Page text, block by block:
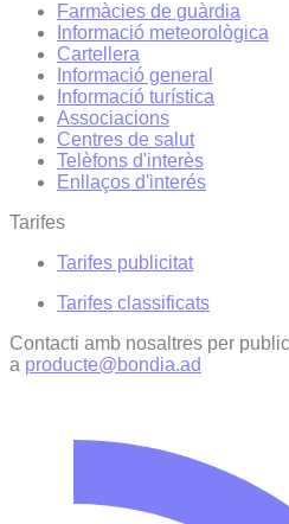
Farmàcies de guàrdia
Informació meteorològica
Cartellera
Informació general
Informació turística
Associacions
Centres de salut
Telèfons d'interès
Enllaços d'interés
Tarifes
Tarifes publicitat
Tarifes classificats
Contacti amb nosaltres per
a producte@bondia.ad